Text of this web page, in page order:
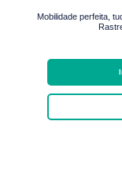
Mobilidade perfeita,